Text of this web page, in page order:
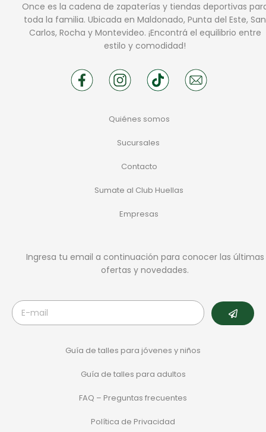
Once es la cadena de zapaterías y tiendas deportivas
toda la familia. Ubicada en Maldonado, Punta del Este, San
Carlos, Rocha y Montevideo. ¡Encontrá el equilibrio entre
estilo y comodidad!
Quiénes somos
Sucursales
Contacto
Sumate al Club Huellas
Empresas
Ingresa tu email a continuación para conocer las últimas
ofertas y novedades.
Guía de talles para jóvenes y niños
Guía de talles para adultos
FAQ – Preguntas frecuentes
Política de Privacidad